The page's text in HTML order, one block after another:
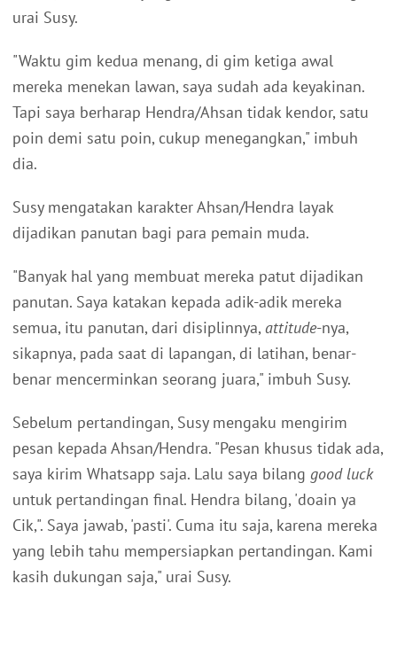
urai Susy.
"Waktu gim kedua menang, di gim ketiga awal
mereka menekan lawan, saya sudah ada keyakinan.
Tapi saya berharap Hendra/Ahsan tidak kendor, satu
poin demi satu poin, cukup menegangkan," imbuh
dia.
Susy mengatakan karakter Ahsan/Hendra layak
dijadikan panutan bagi para pemain muda.
"Banyak hal yang membuat mereka patut dijadikan
panutan. Saya katakan kepada adik-adik mereka
semua, itu panutan, dari disiplinnya, attitude-nya,
sikapnya, pada saat di lapangan, di latihan, benar-
benar mencerminkan seorang juara," imbuh Susy.
Sebelum pertandingan, Susy mengaku mengirim
pesan kepada Ahsan/Hendra. "Pesan khusus tidak ada,
saya kirim Whatsapp saja. Lalu saya bilang good luck
untuk pertandingan final. Hendra bilang, 'doain ya
Cik,". Saya jawab, 'pasti'. Cuma itu saja, karena mereka
yang lebih tahu mempersiapkan pertandingan. Kami
kasih dukungan saja," urai Susy.